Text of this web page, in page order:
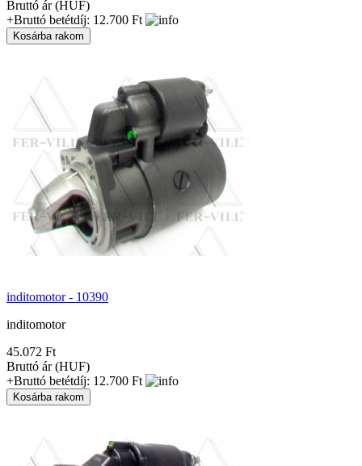
Bruttó ár (HUF)
+Bruttó betétdíj: 12.700 Ft
inditomotor - 10390
inditomotor
45.072 Ft
Bruttó ár (HUF)
+Bruttó betétdíj: 12.700 Ft